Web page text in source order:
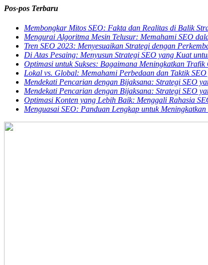
Pos-pos Terbaru
Membongkar Mitos SEO: Fakta dan Realitas di Balik
Mengurai Algoritma Mesin Telusur: Memahami SEO
Tren SEO 2023: Menyesuaikan Strategi dengan
Di Atas Pesaing: Menyusun Strategi SEO yang Kuat
Optimasi untuk Sukses: Bagaimana Meningkatkan
Lokal vs. Global: Memahami Perbedaan dan Taktik SEO
Mendekati Pencarian dengan Bijaksana: Strategi SEO
Mendekati Pencarian dengan Bijaksana: Strategi SEO
Optimasi Konten yang Lebih Baik: Menggali Rahasia
Menguasai SEO: Panduan Lengkap untuk